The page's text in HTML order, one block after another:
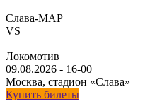
Слава-МАР
VS
Локомотив
09.08.2026 - 16-00
Москва, стадион «Слава»
Купить билеты